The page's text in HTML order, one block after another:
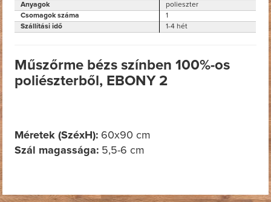
Anyagok
polieszter
Csomagok száma
1
Szállítási idő
1-4 hét
Műszőrme bézs színben 100%-os
poliészterből, EBONY 2
Méretek (SzéxH): 60x90 cm
Szál magassága: 5,5-6 cm